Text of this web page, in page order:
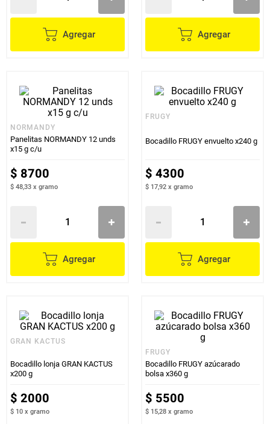
Agregar Agregar
NORMANDY
Panelitas NORMANDY 12 unds
x15 g c/u
$ 8700
$ 48,33 x gramo
Agregar
FRUGY
Bocadillo FRUGY envuelto x240 g
$ 4300
$ 17,92 x gramo
Agregar
GRAN KACTUS
Bocadillo lonja GRAN KACTUS
x200 g
$ 2000
$ 10 x gramo
FRUGY
Bocadillo FRUGY azúcarado
bolsa x360 g
$ 5500
$ 15,28 x gramo